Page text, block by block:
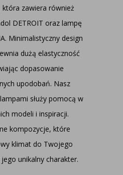
zawiera również
DETROIT oraz lampę
Minimalistyczny design
dużą elastyczność
dopasowanie
upodobań. Nasz
służy pomocą w
modeli i inspiracji.
kompozycje, które
klimat do Twojego
unikalny charakter.